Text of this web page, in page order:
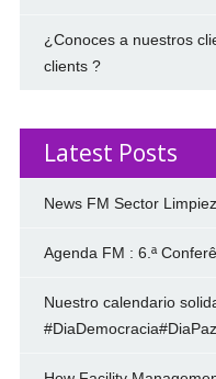
¿Conoces a nuestros
clients ?
Latest Posts
News FM Sector
Agenda FM : 6.ª
Nuestro calendario
#DiaDemocracia#DiaPaz